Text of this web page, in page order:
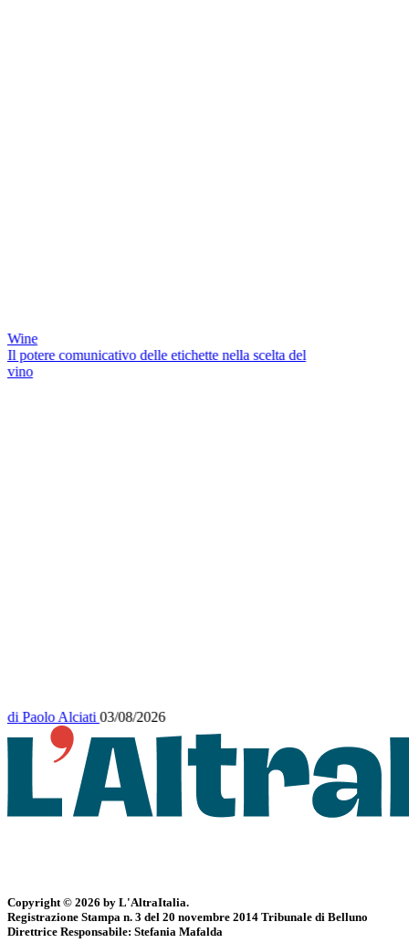
Wine
Il potere comunicativo delle etichette nella scelta del
vino
diPaolo Alciati 03/08/2026
Copyright © 2026 by L'AltraItalia.
Registrazione Stampa n. 3 del 20 novembre 2014 Tribunale di Belluno
Direttrice Responsabile: Stefania Mafalda